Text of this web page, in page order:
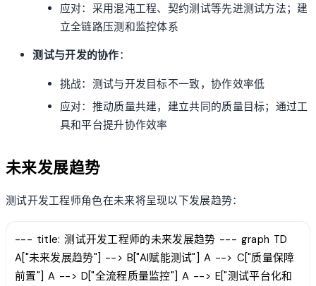
应对：采用混沌工程、契约测试等先进测试方法；建
立全链路压测和监控体系
测试与开发的协作：
挑战：测试与开发目标不一致，协作效率低
应对：推动质量共建，建立共同的质量目标；通过工
具和平台提升协作效率
未来发展趋势
测试开发工程师角色在未来将呈现以下发展趋势：
--- title: 测试开发工程师的未来发展趋势 --- graph TD
A["未来发展趋势"] --> B["AI赋能测试"] A --> C["质量保障
前置"] A --> D["全流程质量监控"] A --> E["测试平台化和